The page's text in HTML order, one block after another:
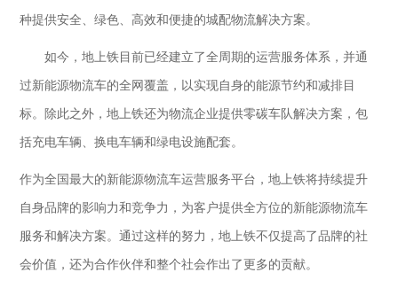
种提供安全、绿色、高效和便捷的城配物流解决方案。
如今，地上铁目前已经建立了全周期的运营服务体系，并通
过新能源物流车的全网覆盖，以实现自身的能源节约和减排目
标。除此之外，地上铁还为物流企业提供零碳车队解决方案，包
括充电车辆、换电车辆和绿电设施配套。
作为全国最大的新能源物流车运营服务平台，地上铁将持续提升
自身品牌的影响力和竞争力，为客户提供全方位的新能源物流车
服务和解决方案。通过这样的努力，地上铁不仅提高了品牌的社
会价值，还为合作伙伴和整个社会作出了更多的贡献。